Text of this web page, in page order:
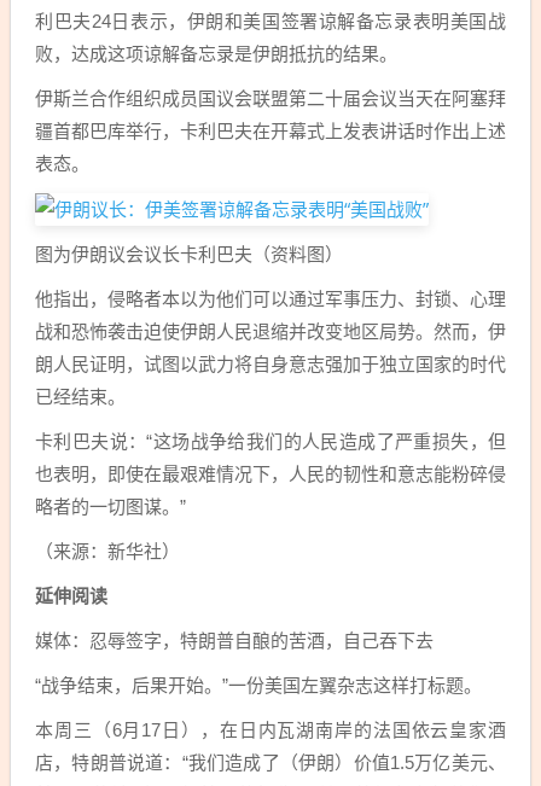
利巴夫24日表示，伊朗和美国签署谅解备忘录表明美国战
败，达成这项谅解备忘录是伊朗抵抗的结果。
伊斯兰合作组织成员国议会联盟第二十届会议当天在阿塞拜
疆首都巴库举行，卡利巴夫在开幕式上发表讲话时作出上述
表态。
图为伊朗议会议长卡利巴夫（资料图）
他指出，侵略者本以为他们可以通过军事压力、封锁、心理
战和恐怖袭击迫使伊朗人民退缩并改变地区局势。然而，伊
朗人民证明，试图以武力将自身意志强加于独立国家的时代
已经结束。
卡利巴夫说：“这场战争给我们的人民造成了严重损失，但
也表明，即使在最艰难情况下，人民的韧性和意志能粉碎侵
略者的一切图谋。”
（来源：新华社）
延伸阅读
媒体：忍辱签字，特朗普自酿的苦酒，自己吞下去
“战争结束，后果开始。”一份美国左翼杂志这样打标题。
本周三（6月17日），在日内瓦湖南岸的法国依云皇家酒
店，特朗普说道：“我们造成了（伊朗）价值1.5万亿美元、